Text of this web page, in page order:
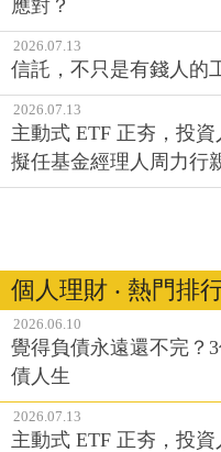
應對？
2026.07.13
信託，不只是有錢人的
2026.07.13
主動式 ETF 正夯，投
擬任基金經理人周力行
個人理財 ‧ 熱門排
2026.06.10
覺得負債永遠還不完？
債人生
2026.07.13
主動式 ETF 正夯，投